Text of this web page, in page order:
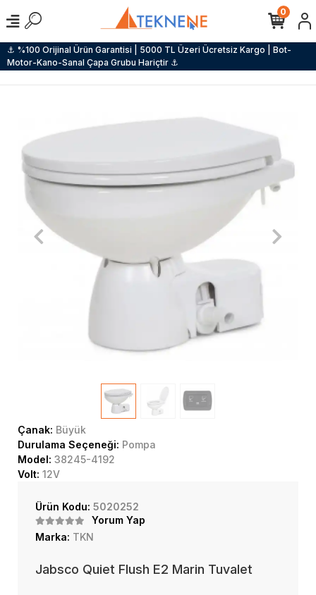
⚓ %100 Orijinal Ürün Garantisi | 5000 TL Üzeri Ücretsiz Kargo | Bot-
Motor-Kano-Sanal Çapa Grubu Hariçtir ⚓
0
Çanak: Büyük
Durulama Seçeneği: Pompa
Model: 38245-4192
Volt: 12V
Ürün Kodu: 5020252
Yorum Yap
Marka: TKN
Jabsco Quiet Flush E2 Marin Tuvalet